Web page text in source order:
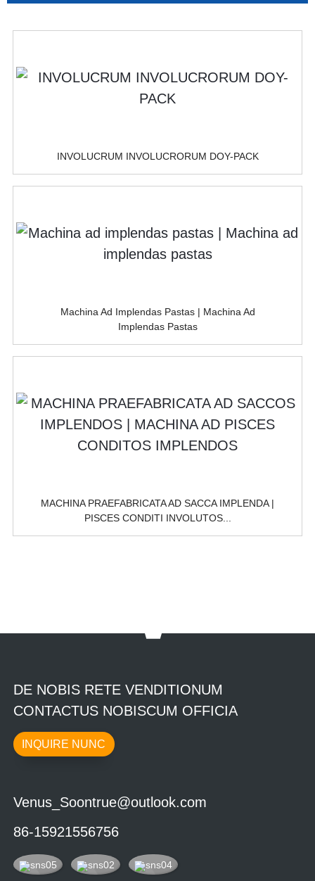
INVOLUCRUM INVOLUCRORUM DOY-PACK
Machina Ad Implendas Pastas | Machina Ad
Implendas Pastas
MACHINA PRAEFABRICATA AD SACCA IMPLENDA |
PISCES CONDITI INVOLUTOS...
DE NOBIS RETE VENDITIONUM
CONTACTUS NOBISCUM OFFICIA
INQUIRE NUNC
Venus_Soontrue@outlook.com
86-15921556756